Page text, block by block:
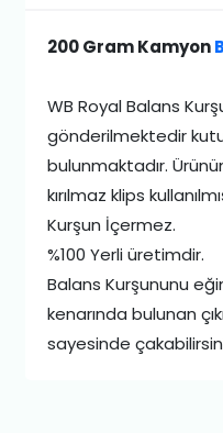
200 Gram Kamyon
WB Royal Balans
gönderilmektedir
bulunmaktadır.
kırılmaz klips
Kurşun İçermez.
%100 Yerli üretimdir.
Balans Kurşununu
kenarında bulunan
sayesinde